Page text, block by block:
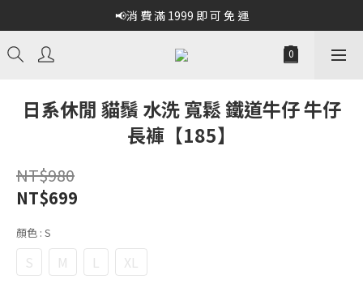
📢消 費 滿 1999 即 可 免 運
日系休閒 貓鬚 水洗 寬鬆 鐵道牛仔 牛仔
長褲【185】
NT$980
NT$699
顏色 : S
S M L XL